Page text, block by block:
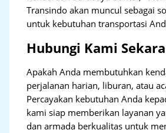
Transindo akan muncul sebagai
untuk kebutuhan transportasi
Hubungi Kami
Apakah Anda membutuhkan
perjalanan harian, liburan, atau
Percayakan kebutuhan Anda
kami siap memberikan layanan
dan armada berkualitas untuk